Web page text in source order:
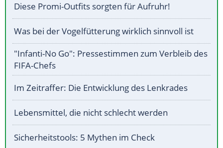
Diese Promi-Outfits sorgten für Aufruhr!
Was bei der Vogelfütterung wirklich sinnvoll ist
"Infanti-No Go": Pressestimmen zum Verbleib des
FIFA-Chefs
Im Zeitraffer: Die Entwicklung des Lenkrades
Lebensmittel, die nicht schlecht werden
Sicherheitstools: 5 Mythen im Check